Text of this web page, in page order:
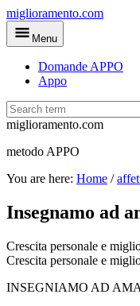
Skip
to
main
miglioramento.com
Menu
Domande APPO
Appo
miglioramento.com
metodo APPO
You are here: Home /
Insegnamo ad
Crescita personale e
Crescita personale e
INSEGNIAMO AD